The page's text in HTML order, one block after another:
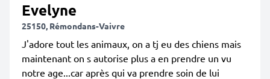
Evelyne
25150, Rémondans-Vaivre
J'adore tout les animaux, on a tj eu des chiens mais
maintenant on s autorise plus a en prendre un vu
notre age...car après qui va prendre soin de lui